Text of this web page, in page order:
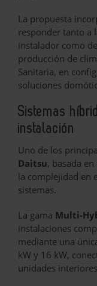
La propuesta
responder tanto a
instalador como
producción de
Sanitaria, en
soluciones
Sistemas
instalación
Uno de los
Daitsu, basada
la complejidad en
sistemas.
La gama Multi-
instalaciones
mediante una
kW y 16 kW,
unidades